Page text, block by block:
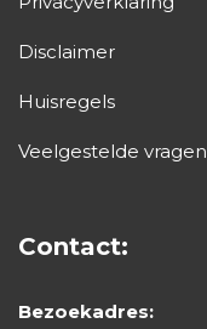
Disclaimer
Huisregels
Veelgestelde vragen
Contact:
Bezoekadres: